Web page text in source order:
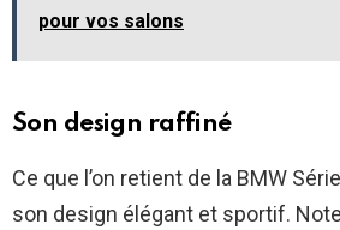
pour vos salons
Son design raffiné
Ce que l’on retient de la BMW
son design élégant et sportif.